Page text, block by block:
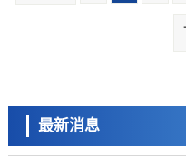
最新消息
科学研究
开发出300亿年仅误差1秒的光